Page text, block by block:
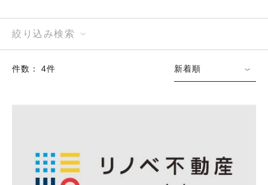
絞り込み検索
件数： 4件 新着順